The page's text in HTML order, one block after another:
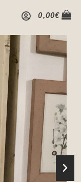
0,00€